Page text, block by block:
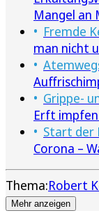
Mangel an
Fremde
man nicht
Grippe-
Erft
Start der
Corona –
Thema:Robert
Mehr anzeigen